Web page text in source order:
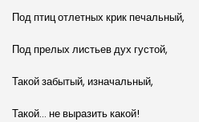
Под птиц отлетных крик печальный,
Под прелых листьев дух густой,
Такой забытый, изначальный,
Такой… не выразить какой!